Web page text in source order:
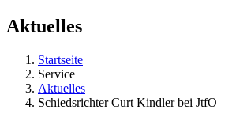
Aktuelles
Startseite
Service
Aktuelles
Schiedsrichter Curt Kindler bei JtfO